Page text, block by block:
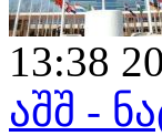
13:38
აშშ -